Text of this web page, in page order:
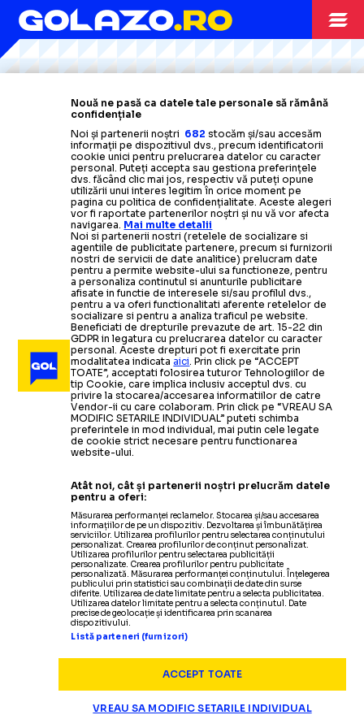
Citește mai mult
Citește mai mult
Citește mai mult
Citește mai mult
Citește mai mult
CAMPIONATE 25.06
PE TEREN LA 60 ANI! LegendarulKazuyoshi Miura
prelungit contractul și va bifa sezonul #42 în
fotbalul profesionist
SUPERLIGA 20.06
PĂCĂLIT DE U CRAIOVA?! Florin Ștefanacuză după
despărțire: „Am discutat trei săptămâni și îmi
spuneți «nu»?”
STRANIERI 18.06
CRISTI CHIVU A SEMNAT! Inter a făcutanunțul mult
așteptat:„Continuăm să scriem povestea împreună”
SUPERLIGA
NUNO CAMPOS NU
MAI VRUT
Dinamose desparte de încă un
titular:„N-osă vă uit niciodată” +
reacția lui Cîrjan
Citește mai mult
STRANIERI
REGHECAMPF ARE
AMBIȚII MARI
FOTO.Și-aprelungit contractul cu
Al-HilalOmdurman.Trofeul dorit:
„Cred că putem realiza asta”
Citește mai mult
CE SE ÎNTÂMPLĂ CU GNAHORE
Dinamo pentruprelungire+ Cum poate interveni
Nuno Campos
CAMPIONATE 04.06
CHIVU, 4 ORE DE NEGOCIERI Antrenorul român
semneazăun nou contract cu Inter!
dezvăluit totul
SUPERLIGA 03.06
AU ANUNȚAT
PRELUNGIREA
Un jucător importantcontinuă în
Bănieși în sezonul următor:
„Craiova a devenit casa mea”
SUPERLIGA
DINAMO ÎȘI
SECURIZEAZĂ
TITULARII
„Câinii” pregătescprelungirea
contractuluipentru unul dintre
jucătorii decisivi
SUPERLIGA 26.05
FCSB, PROBLEME ÎN
DEFENSIVĂ?
Mai mulți jucători importanți au
ajuns la final de contract:„Unii nu
vor primi prelungire”
Nouă ne pasă ca datele tale personale să rămână
confidențiale
Noi și partenerii noștri 682 stocăm și/sau accesăm
informații pe dispozitivul dvs., precum identificatorii
cookie unici pentru prelucrarea datelor cu caracter
personal. Puteți accepta sau gestiona preferințele
dvs. făcând clic mai jos, respectiv vă puteți opune
utilizării unui interes legitim în orice moment pe
pagina cu politica de confidențialitate. Aceste alegeri
vor fi raportate partenerilor noștri și nu vă vor afecta
navigarea. Mai multe detalii
Noi si partenerii nostri (retelele de socializare si
agentiile de publicitate partenere, precum si furnizorii
nostri de servicii de date analitice) prelucram date
pentru a permite website-ului sa functioneze, pentru
a personaliza continutul si anunturile publicitare
afisate in functie de interesele si/sau profilul dvs.,
pentru a va oferi functionalitati aferente retelelor de
socializare si pentru a analiza traficul pe website.
Beneficiati de drepturile prevazute de art. 15-22 din
GDPR in legatura cu prelucrarea datelor cu caracter
personal. Aceste drepturi pot fi exercitate prin
modalitatea indicataaici . Prin click pe “ACCEPT
TOATE”, acceptati folosirea tuturor Tehnologiilor de
tip Cookie, care implica inclusiv acceptul dvs. cu
privire la stocarea/accesarea informatiilor de catre
Vendor-ii cu care colaboram. Prin click pe “VREAU SA
MODIFIC SETARILE INDIVIDUAL” puteti schimba
preferintele in mod individual, mai putin cele legate
de cookie strict necesare pentru functionarea
website-ului.
Atât noi, cât și partenerii noștri prelucrăm datele
pentru a oferi:
Măsurarea performanței reclamelor. Stocarea și/sau accesarea
informațiilor de pe un dispozitiv. Dezvoltarea și îmbunătățirea
serviciilor. Utilizarea profilurilor pentru selectarea conținutului
personalizat. Crearea profilurilor de conținut personalizat.
Utilizarea profilurilor pentru selectarea publicității
personalizate. Crearea profilurilor pentru publicitate
personalizată. Măsurarea performanței conținutului. Înțelegerea
publicului prin statistici sau combinații de date din surse
diferite. Utilizarea de date limitate pentru a selecta publicitatea.
Utilizarea datelor limitate pentru a selecta conținutul. Date
precise de geolocație și identificarea prin scanarea
dispozitivului.
Listă parteneri (furnizori)
ACCEPT TOATE
VREAU SA MODIFIC SETARILE INDIVIDUAL